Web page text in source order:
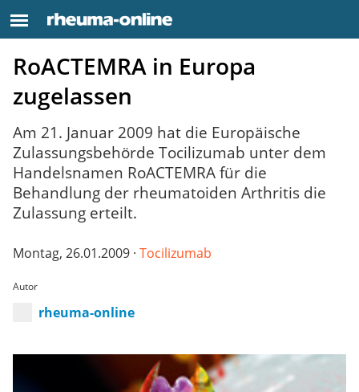
RoACTEMRA in Europa
zugelassen
Am 21. Januar 2009 hat die Europäische
Zulassungsbehörde Tocilizumab unter dem
Handelsnamen RoACTEMRA für die
Behandlung der rheumatoiden Arthritis die
Zulassung erteilt.
Montag, 26.01.2009 · Tocilizumab
Autor
rheuma-online